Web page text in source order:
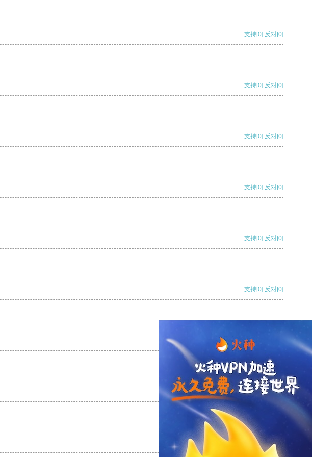
支持[0] 反对[0]
支持[0] 反对[0]
支持[0] 反对[0]
支持[0] 反对[0]
支持[0] 反对[0]
支持[0] 反对[0]
支持
支持[0] 反对[0]
支持[0] 反对[0]